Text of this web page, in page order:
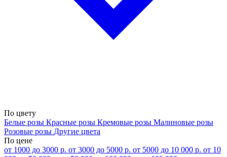
По цвету
Белые розы Красные розы Кремовые розы Малиновые розы
Розовые розы Другие цвета
По цене
от 1000 до 3000 р. от 3000 до 5000 р. от 5000 до 10 000 р. от 10